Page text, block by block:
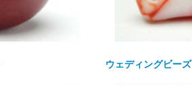
ウェディングビーズ